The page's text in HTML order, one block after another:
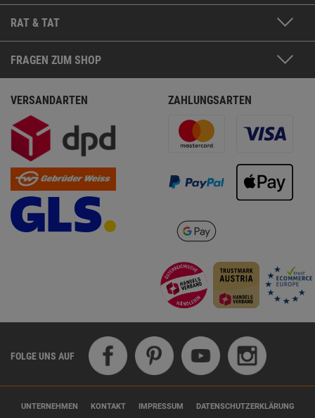
RAT & TAT
FRAGEN ZUM SHOP
VERSANDARTEN ZAHLUNGSARTEN
FOLGE UNS AUF
UNTERNEHMEN KONTAKT IMPRESSUM DATENSCHUTZERKLÄRUNG